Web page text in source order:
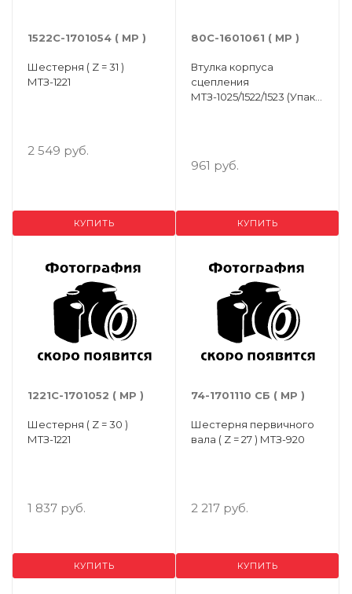
1522С-1701054 ( МР )
Шестерня ( Z = 31 )
МТЗ-1221
2 549 руб.
КУПИТЬ
80С-1601061 ( МР )
Втулка корпуса
сцепления
МТЗ-1025/1522/1523 (Упак.
961 руб.
КУПИТЬ
1221С-1701052 ( МР )
Шестерня ( Z = 30 )
МТЗ-1221
1 837 руб.
КУПИТЬ
74-1701110 СБ ( МР )
Шестерня первичного
вала ( Z = 27 ) МТЗ-920
2 217 руб.
КУПИТЬ